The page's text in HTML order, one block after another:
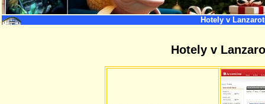
Hotely v
Hotely v